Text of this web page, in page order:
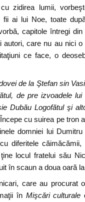
zidirea lumii,
fii ai lui Noe, toate
capitole întregi
autori, care nu au nici
ce face, o
de la Ştefan sin
de pre izvoadele
Dubău Logofătul şi
cu suirea pe tron
domniei lui
diferitele
locul fratelui său
în scaun a doua oară
care au procurat
în Mişcări culturale